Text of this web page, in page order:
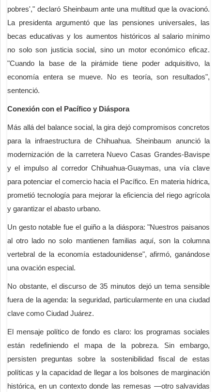
pobres'," declaró Sheinbaum ante una multitud que la ovacionó.
La presidenta argumentó que las pensiones universales, las
becas educativas y los aumentos históricos al salario mínimo
no solo son justicia social, sino un motor económico eficaz.
"Cuando la base de la pirámide tiene poder adquisitivo, la
economía entera se mueve. No es teoría, son resultados",
sentenció.
Conexión con el Pacífico y Diáspora
Más allá del balance social, la gira dejó compromisos concretos
para la infraestructura de Chihuahua. Sheinbaum anunció la
modernización de la carretera Nuevo Casas Grandes-Bavispe
y el impulso al corredor Chihuahua-Guaymas, una vía clave
para potenciar el comercio hacia el Pacífico. En materia hídrica,
prometió tecnología para mejorar la eficiencia del riego agrícola
y garantizar el abasto urbano.
Un gesto notable fue el guiño a la diáspora: "Nuestros paisanos
al otro lado no solo mantienen familias aquí, son la columna
vertebral de la economía estadounidense", afirmó, ganándose
una ovación especial.
No obstante, el discurso de 35 minutos dejó un tema sensible
fuera de la agenda: la seguridad, particularmente en una ciudad
clave como Ciudad Juárez.
El mensaje político de fondo es claro: los programas sociales
están redefiniendo el mapa de la pobreza. Sin embargo,
persisten preguntas sobre la sostenibilidad fiscal de estas
políticas y la capacidad de llegar a los bolsones de marginación
histórica, en un contexto donde las remesas —otro salvavidas